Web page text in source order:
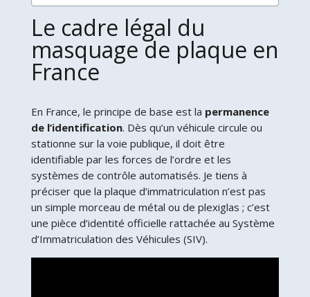
Le cadre légal du
masquage de plaque en
France
En France, le principe de base est la permanence
de l’identification. Dès qu’un véhicule circule ou
stationne sur la voie publique, il doit être
identifiable par les forces de l’ordre et les
systèmes de contrôle automatisés. Je tiens à
préciser que la plaque d’immatriculation n’est pas
un simple morceau de métal ou de plexiglas ; c’est
une pièce d’identité officielle rattachée au Système
d’Immatriculation des Véhicules (SIV).